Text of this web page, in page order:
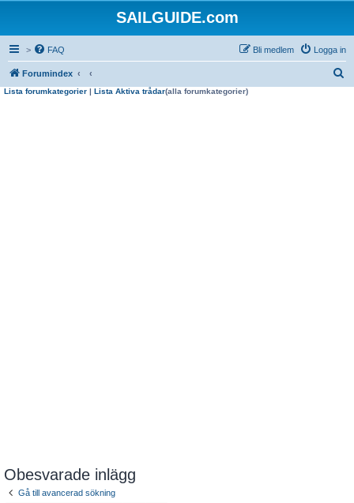
SAILGUIDE.com
> FAQ Logga in
Bli medlem
Forumindex
Lista forumkategorier | Lista Aktiva trådar(alla forumkategorier)
Obesvarade inlägg
Gå till avancerad sökning